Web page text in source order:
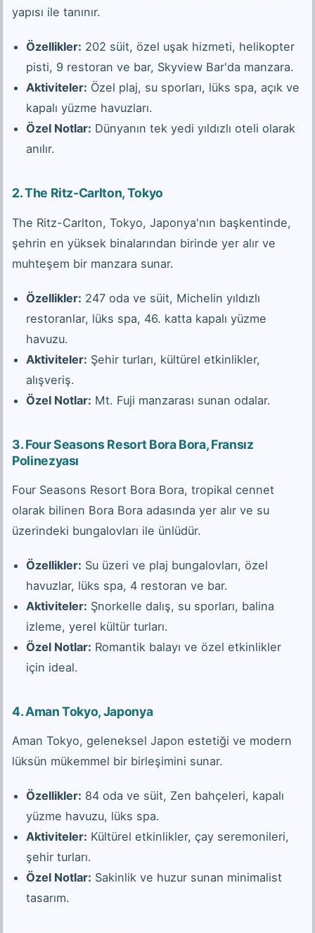
yapısı ile tanınır.
Özellikler: 202 süit, özel uşak hizmeti, helikopter
pisti, 9 restoran ve bar, Skyview Bar'da manzara.
Aktiviteler: Özel plaj, su sporları, lüks spa, açık ve
kapalı yüzme havuzları.
Özel Notlar: Dünyanın tek yedi yıldızlı oteli olarak
anılır.
2.The Ritz-Carlton, Tokyo
The Ritz-Carlton, Tokyo, Japonya'nın başkentinde,
şehrin en yüksek binalarından birinde yer alır ve
muhteşem bir manzara sunar.
Özellikler: 247 oda ve süit, Michelin yıldızlı
restoranlar, lüks spa, 46. katta kapalı yüzme
havuzu.
Aktiviteler: Şehir turları, kültürel etkinlikler,
alışveriş.
Özel Notlar: Mt. Fuji manzarası sunan odalar.
3.Four Seasons Resort Bora Bora, Fransız
Polinezyası
Four Seasons Resort Bora Bora, tropikal cennet
olarak bilinen Bora Bora adasında yer alır ve su
üzerindeki bungalovları ile ünlüdür.
Özellikler: Su üzeri ve plaj bungalovları, özel
havuzlar, lüks spa, 4 restoran ve bar.
Aktiviteler: Şnorkelle dalış, su sporları, balina
izleme, yerel kültür turları.
Özel Notlar: Romantik balayı ve özel etkinlikler
için ideal.
4.Aman Tokyo, Japonya
Aman Tokyo, geleneksel Japon estetiği ve modern
lüksün mükemmel bir birleşimini sunar.
Özellikler: 84 oda ve süit, Zen bahçeleri, kapalı
yüzme havuzu, lüks spa.
Aktiviteler: Kültürel etkinlikler, çay seremonileri,
şehir turları.
Özel Notlar: Sakinlik ve huzur sunan minimalist
tasarım.